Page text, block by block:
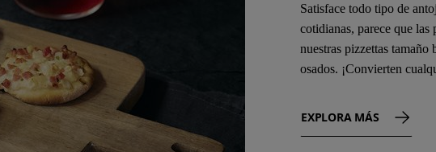
Satisface todo tipo de
cotidianas, parece que
nuestras pizzettas tamaño
osados. ¡Convierten
EXPLORA MÁS